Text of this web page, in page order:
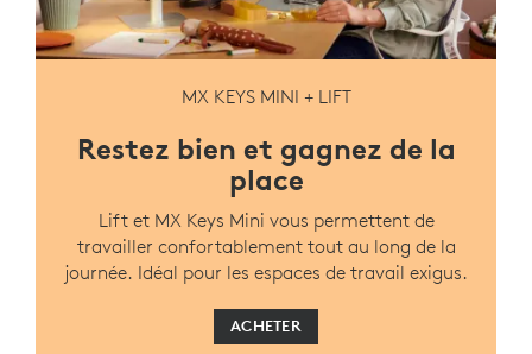
MX KEYS MINI + LIFT
Restez bien et gagnez de la
place
Lift et MX Keys Mini vous permettent de
travailler confortablement tout au long de la
journée. Idéal pour les espaces de travail exigus.
ACHETER